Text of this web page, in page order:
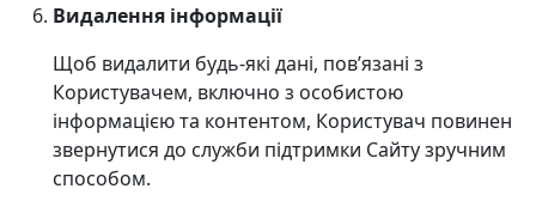
Видалення інформації
Щоб видалити будь-які дані, пов’язані з
Користувачем, включно з особистою
інформацією та контентом, Користувач повинен
звернутися до служби підтримки Сайту зручним
способом.